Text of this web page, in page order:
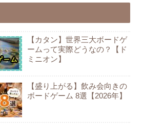
【カタン】世界三大ボードゲ
ームって実際どうなの？【ド
ミニオン】
【盛り上がる】飲み会向きの
ボードゲーム 8選【2026年】